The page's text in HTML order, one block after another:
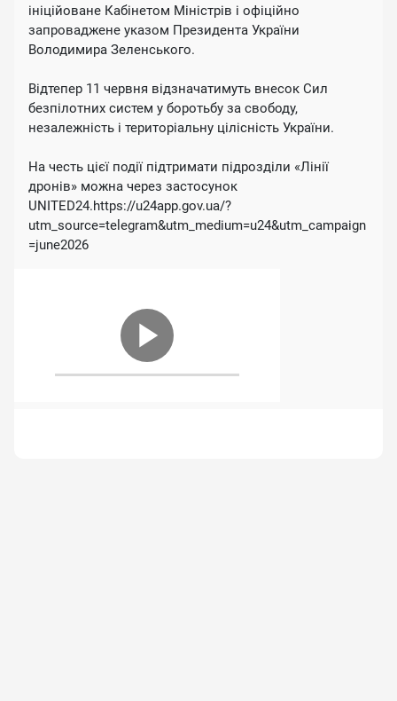
ініційоване Кабінетом Міністрів і офіційно
запроваджене указом Президента України
Володимира Зеленського.
Відтепер 11 червня відзначатимуть внесок Сил
безпілотних систем у боротьбу за свободу,
незалежність і територіальну цілісність України.
На честь цієї події підтримати підрозділи «Лінії
дронів» можна через застосунок
UNITED24.https://u24app.gov.ua/?
utm_source=telegram&utm_medium=u24&utm_campaign
=june2026